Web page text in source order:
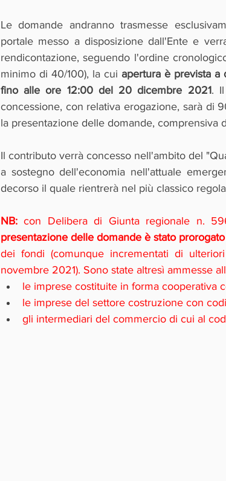
Le domande andranno trasmesse
portale messo a disposizione dall'Ente e
rendicontazione, seguendo l'ordine
minimo di 40/100), la cui apertura è prevista a
fino alle ore 12:00 del 20 dicembre 2021.
concessione, con relativa erogazione, sarà di
la presentazione delle domande, comprensiva
Il contributo verrà concesso nell'ambito del
a sostegno dell'economia nell'attuale
decorso il quale rientrerà nel più classico
NB: con Delibera di Giunta regionale n.
presentazione delle domande è stato
dei fondi (comunque incrementati di
novembre 2021). Sono state altresì ammesse
le imprese costituite in forma cooperativa
le imprese del settore costruzione con
gli intermediari del commercio di cui al